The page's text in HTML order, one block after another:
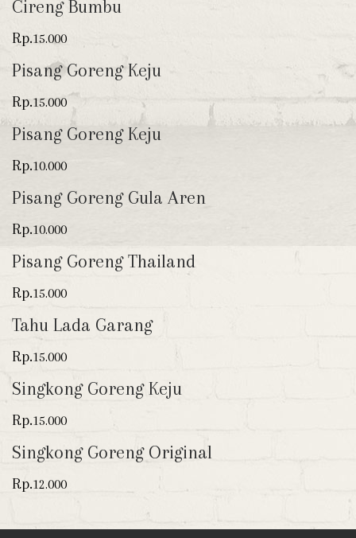
Cireng Bumbu
Rp.15.000
Pisang Goreng Keju
Rp.15.000
Pisang Goreng Keju
Rp.10.000
Pisang Goreng Gula Aren
Rp.10.000
Pisang Goreng Thailand
Rp.15.000
Tahu Lada Garang
Rp.15.000
Singkong Goreng Keju
Rp.15.000
Singkong Goreng Original
Rp.12.000